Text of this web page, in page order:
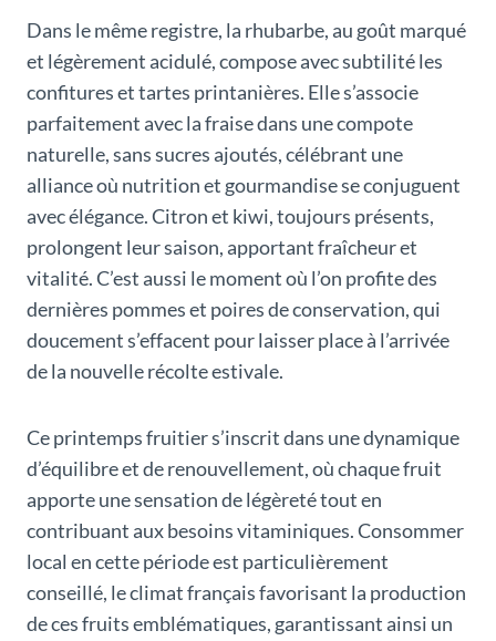
Dans le même registre, la rhubarbe, au goût marqué
et légèrement acidulé, compose avec subtilité les
confitures et tartes printanières. Elle s’associe
parfaitement avec la fraise dans une compote
naturelle, sans sucres ajoutés, célébrant une
alliance où nutrition et gourmandise se conjuguent
avec élégance. Citron et kiwi, toujours présents,
prolongent leur saison, apportant fraîcheur et
vitalité. C’est aussi le moment où l’on profite des
dernières pommes et poires de conservation, qui
doucement s’effacent pour laisser place à l’arrivée
de la nouvelle récolte estivale.
Ce printemps fruitier s’inscrit dans une dynamique
d’équilibre et de renouvellement, où chaque fruit
apporte une sensation de légèreté tout en
contribuant aux besoins vitaminiques. Consommer
local en cette période est particulièrement
conseillé, le climat français favorisant la production
de ces fruits emblématiques, garantissant ainsi un